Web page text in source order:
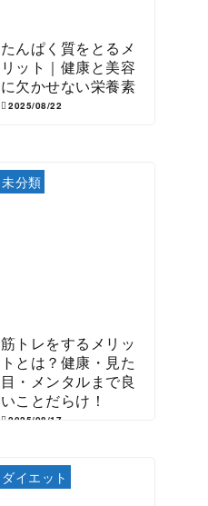
たんぱく質をとるメ
リット｜健康と美容
に欠かせない栄養素
2025/08/22
未分類
筋トレをするメリッ
トとは？健康・見た
目・メンタルまで良
いことだらけ！
2025/08/17
ダイエット